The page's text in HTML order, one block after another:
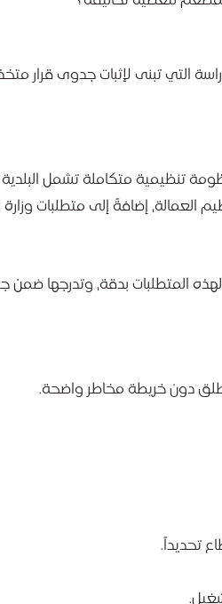
التي تبنى لإثبات جدوى قرار
تنظيمية متكاملة تشمل البلدية
العمالة، إضافةً إلى متطلبات
لهذه المتطلبات بدقة، وتدرجها
دون خريطة مخاطر واضحة.
تحديداً.